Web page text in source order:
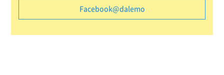
Facebook@dalemo